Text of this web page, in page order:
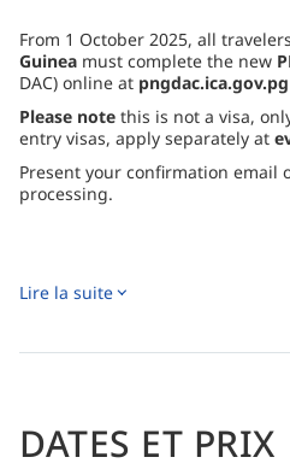
From 1 October 2025, all
Guinea must complete the new
DAC) online at pngdac.ica.gov.pg
Please note this is not a visa,
entry visas, apply separately at
Present your confirmation email
processing.
Lire la suite
DATES ET PRIX